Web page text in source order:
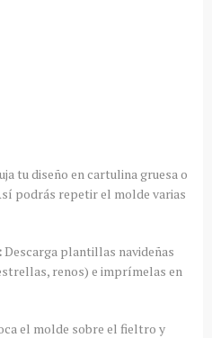
tu diseño en cartulina gruesa o
podrás repetir el molde varias
Descarga plantillas navideñas
renos) e imprímelas en
el molde sobre el fieltro y